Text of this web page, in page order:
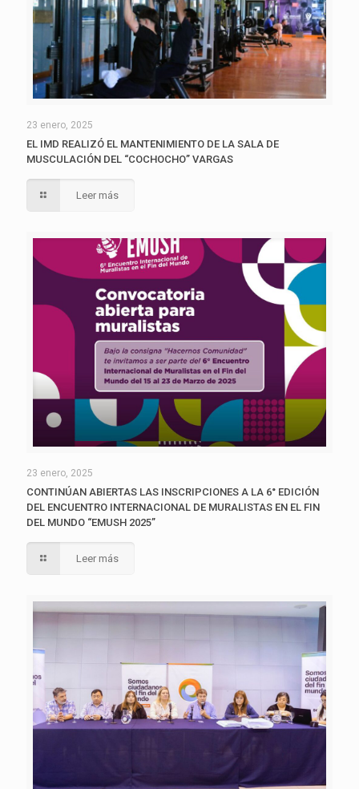
23 enero, 2025
EL IMD REALIZÓ EL MANTENIMIENTO DE LA SALA DE
MUSCULACIÓN DEL “COCHOCHO” VARGAS
Leer más
23 enero, 2025
CONTINÚAN ABIERTAS LAS INSCRIPCIONES A LA 6° EDICIÓN
DEL ENCUENTRO INTERNACIONAL DE MURALISTAS EN EL FIN
DEL MUNDO “EMUSH 2025”
Leer más